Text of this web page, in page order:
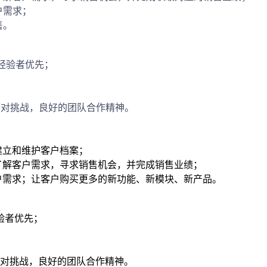
求；
者优先；
挑战，良好的团队合作精神。
和维护客户档案；
客户需求，寻求销售机会，并完成销售业绩；
求；让客户购买更多的新功能、新模块、新产品。
优先；
挑战，良好的团队合作精神。